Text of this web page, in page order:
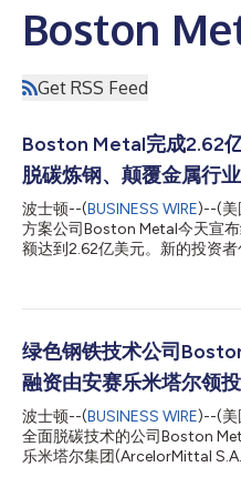
Boston
Get RSS Feed
Boston Metal完成2.62
脱碳炼钢、颠覆金属行业
波士顿--(BUSINESS WIRE)--(美
方案公司Boston Metal今天宣
额达到2.62亿美元。新的投资
Gifford。现有投资者
微软的Climate Innovation
Ventures等。 在今年早些时候
上，Boston Metal将会加快对
围内发展其团队，并在商业上
解（MOE）平台。
Fund、SiteGround Capital和
绿色钢铁技术公司
融资由安赛乐米塔尔领投
波士顿--(BUSINESS WIRE)--(美
全面脱碳技术的公司Boston
乐米塔尔集团(ArcelorMittal